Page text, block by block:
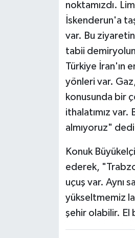
noktamızdı.
İskenderun'a
var. Bu ziyaretin
tabii
Türkiye İran'ın
yönleri var.
konusunda bir
ithalatımız
almıyoruz"
Konuk
ederek,
uçuş var. Aynı
yükseltmemiz
şehir olabilir. El